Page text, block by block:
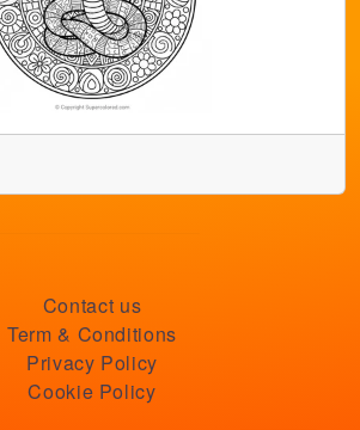
Contact us
Term & Conditions
Privacy Policy
Cookie Policy